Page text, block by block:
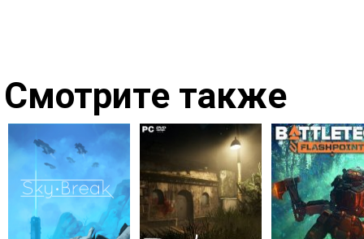
Смотрите также